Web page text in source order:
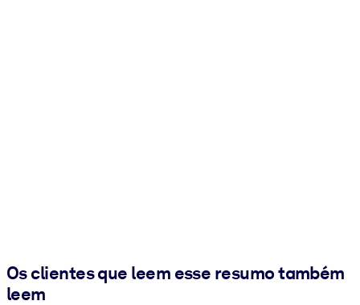
Os clientes que leem esse resumo também
leem